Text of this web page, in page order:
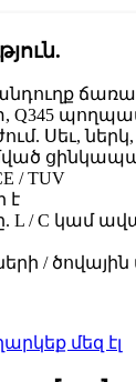
Q345
Սեւ,
/ TUV
է
L / C կամ
/
մեզ էլ